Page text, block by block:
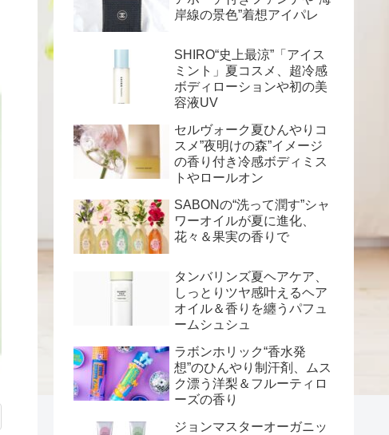
岸線の景色”着想アイパレ
SHIRO“史上最涼”「アイス
ミント」夏コスメ、超冷感
ボディローションや初の美
容液UV
セルヴォーク夏ひんやりコ
スメ”夜明けの森”イメージ
の香り付き冷感ボディミス
トやロールオン
SABONの“洗って潤す”シャ
ワーオイルが夏に進化、
花々＆果実の香りで
タンバリンズ夏ヘアケア、
しっとりツヤ感叶えるヘア
オイル＆香りを纏うパフュ
ームシュシュ
ラボンホリック“香水発
想”のひんやり制汗剤、ムス
ク漂う洋梨＆フルーティロ
ーズの香り
ジョンマスターオーガニッ